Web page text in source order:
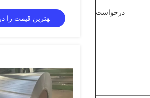
بهترین قیمت را
درخواست